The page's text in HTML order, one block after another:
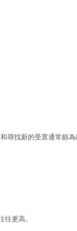
尋找新的受眾通常頗
更高。